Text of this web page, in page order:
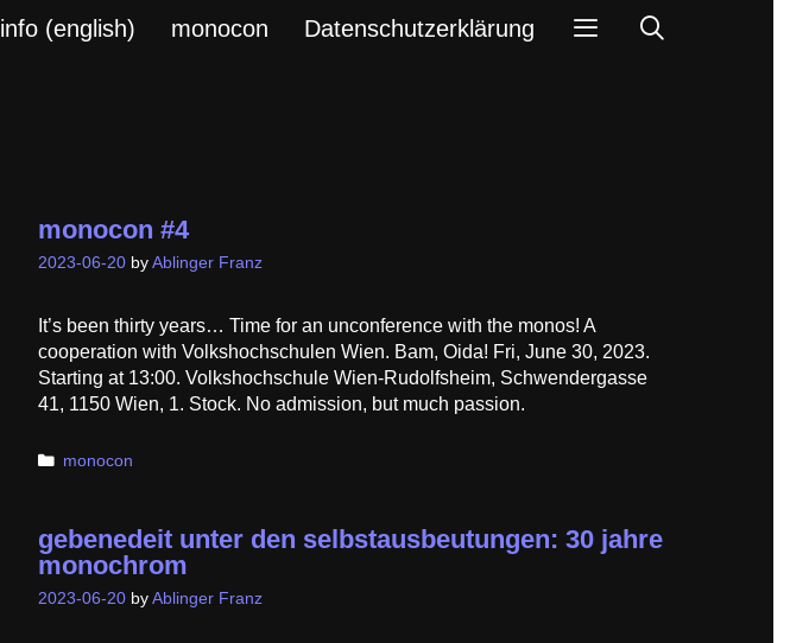
info (english) monocon Datenschutzerklärung
monocon #4
2023-06-20 by Ablinger Franz
It’s been thirty years… Time for an unconference with the monos! A
cooperation with Volkshochschulen Wien. Bam, Oida! Fri, June 30, 2023.
Starting at 13:00. Volkshochschule Wien-Rudolfsheim, Schwendergasse
41, 1150 Wien, 1. Stock. No admission, but much passion.
Categories
monocon
gebenedeit unter den selbstausbeutungen: 30 jahre
monochrom
2023-06-20 by Ablinger Franz